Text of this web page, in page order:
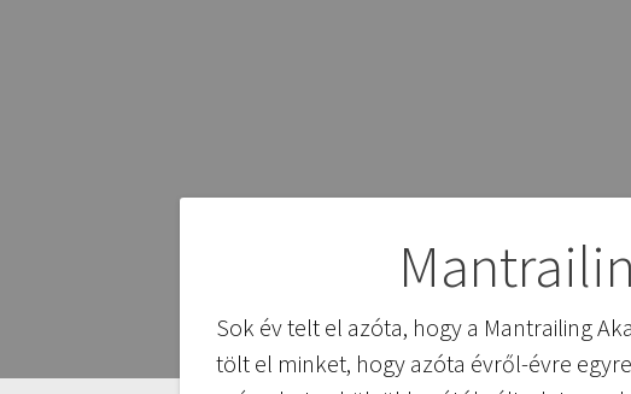
Sok év telt el azóta, hogy a Mantrailing
tölt el minket, hogy azóta évről-évre
Bejegyzés
navigáció